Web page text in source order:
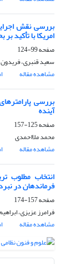
بررسی نقش
امریکا با تأکید
صفحه99-124
سعید قنبری، فریدون
مشاهده مقاله
بررسی
آینده
صفحه125-157
محمد ملااحمدی
مشاهده مقاله
انتخاب مطلوب
فرماندهان در
صفحه157-174
فرامرز عزیزی،
مشاهده مقاله